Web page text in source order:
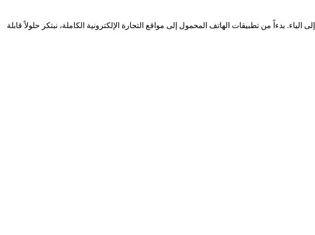
بدءاً من تطبيقات الهاتف المحمول إلى مواقع التجارة الإلكترونية الكاملة، نبتكر حلولاً قابلة